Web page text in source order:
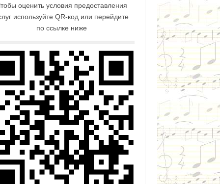
оценить условия предоставления
используйте QR-код или перейдите
по ссылке ниже